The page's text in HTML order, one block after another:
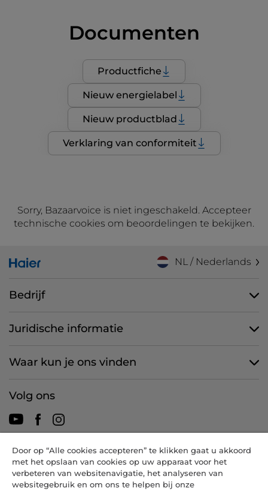
Documenten
Productfiche
Nieuw energielabel
Nieuw productblad
Verklaring van conformiteit
Sorry, Bazaarvoice is niet ingeschakeld. Accepteer
technische cookies om beoordelingen te bekijken.
NL / Nederlands
Bedrijf
Juridische informatie
Waar kun je ons vinden
Volg ons
CANDY HOOVER GROUP S.r.I. - een eenpersoonsvennootschap -
HOOFDKANTOOR: Via Comolli, 57 - 20861 Brugherio (MB) - Italië -
ADMINISTRATIEVE KANTOREN: Via Privata Eden Fumagalli snc -
Door op “Alle cookies accepteren” te klikken gaat u akkoord
met het opslaan van cookies op uw apparaat voor het
verbeteren van websitenavigatie, het analyseren van
websitegebruik en om ons te helpen bij onze